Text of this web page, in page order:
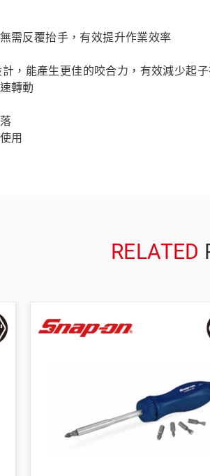
需反覆抬手，有效提升作業效率
，能產生更佳的咬合力，有效減少起
轉動
用
RELATED